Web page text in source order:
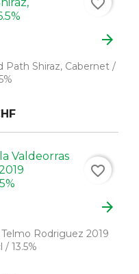
arrow_forward
Shiraz, Cabernet /
favorite_border
arrow_forward
Telmo Rodriguez 2019
13.5%
favorite_border